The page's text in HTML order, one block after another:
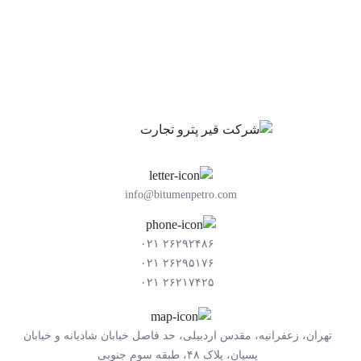
info@bitumenpetro.com
۲۶۲۹۲۴۸۶ ۰۲۱
۲۶۲۹۵۱۷۶ ۰۲۱
۲۶۲۱۷۴۲۵ ۰۲۱
تهران، زعفرانیه، مقدس اردبیلی، حد فاصل خیابان شادیانه و خیابان
پسیان، پلاک ۴۸، طبقه سوم جنوبی